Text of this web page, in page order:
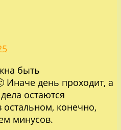
быть
Иначе день проходит, а
остаются
конечно,
минусов.